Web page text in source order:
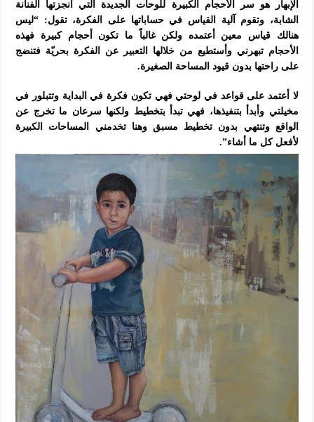
الإبهار هو سر الأحجام الكبيرة للوحات الجديدة التي أنجزتها الفنانة
الشابة، وتقوم آلية القياس في حساباتها على الفكرة، تقول: “ليس
هنالك قياس معين أعتمده ولكن غالباً ما تكون أحجام كبيرة فهذه
الأحجام تبهرني وأستطيع من خلالها التعبير عن الفكرة بحريّة فتنضج
على راحتها بدون قيود المساحة الصغيرة.
لا أعتمد على قواعد في لوحتي فهي تكون فكرة في البداية وتتبلور في
مخيلتي وأبدأ بتنفيذها، فهي تبدأ بتخطيط ولكنها سرعان ما تخرج عن
الواقع وتنتهي بدون تخطيط مسبق وهنا تخدمني المساحات الكبيرة
لأفعل كل ما أشاء”.